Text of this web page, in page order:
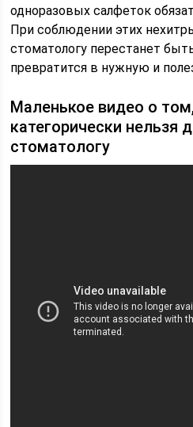
одноразовых салфеток
При соблюдении этих
стоматологу перестанет
превратится в нужную и
Маленькое видео о
категорически нельзя
стоматологу